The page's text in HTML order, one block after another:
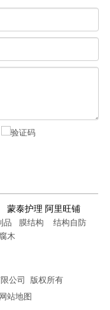
蒙泰护理 阿里旺铺
品 膜结构
结构自防
木
公司
版权所有
网站地图